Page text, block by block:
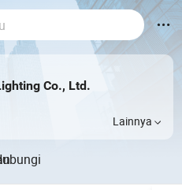
Co., Ltd.
Lainnya